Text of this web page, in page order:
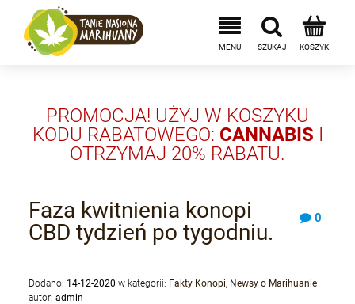
PROMOCJA! UŻYJ W KOSZYKU
KODU RABATOWEGO: CANNABIS I
OTRZYMAJ 20% RABATU.
Faza kwitnienia konopi
CBD tydzień po tygodniu.
0
Dodano: 14-12-2020 w kategorii: Fakty Konopi, Newsy o Marihuanie
autor:admin